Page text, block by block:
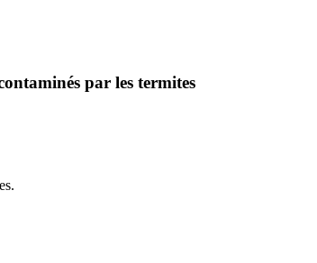
par les termites